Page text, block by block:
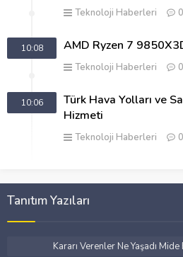
Teknoloji Haberleri 0
10:08 AMD Ryzen 7
Teknoloji Haberleri 0
10:06
Türk Hava Yolları ve
Hizmeti
Teknoloji Haberleri 0
Tanıtım Yazıları
Kararı Verenler Ne Yaşadı